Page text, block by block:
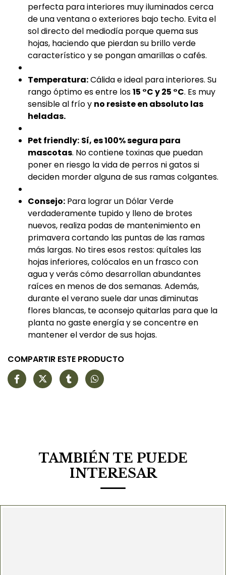
perfecta para interiores muy iluminados cerca
de una ventana o exteriores bajo techo. Evita el
sol directo del mediodía porque quema sus
hojas, haciendo que pierdan su brillo verde
característico y se pongan amarillas o cafés.
Temperatura:Cálida e ideal para interiores. Su
rango óptimo es entre los15 °C y 25 °C. Es muy
sensible al frío y no resiste en absoluto las
heladas.
Pet friendly: Sí, es 100% segura para
mascotas. No contiene toxinas que puedan
poner en riesgo la vida de perros ni gatos si
deciden morder alguna de sus ramas colgantes.
Consejo: Para lograr un Dólar Verde
verdaderamente tupido y lleno de brotes
nuevos, realiza podas de mantenimiento en
primavera cortando las puntas de las ramas
más largas. No tires esos restos: quítales las
hojas inferiores, colócalos en un frasco con
agua y verás cómo desarrollan abundantes
raíces en menos de dos semanas. Además,
durante el verano suele dar unas diminutas
flores blancas, te aconsejo quitarlas para que la
planta no gaste energía y se concentre en
mantener el verdor de sus hojas.
COMPARTIR ESTE PRODUCTO
TAMBIÉN TE PUEDE
INTERESAR